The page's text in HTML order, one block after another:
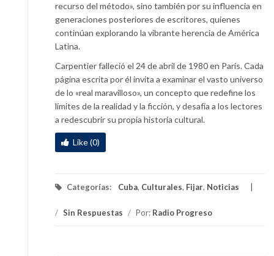
recurso del método», sino también por su influencia en
generaciones posteriores de escritores, quienes
continúan explorando la vibrante herencia de América
Latina.
Carpentier falleció el 24 de abril de 1980 en París. Cada
página escrita por él invita a examinar el vasto universo
de lo «real maravilloso», un concepto que redefine los
límites de la realidad y la ficción, y desafía a los lectores
a redescubrir su propia historia cultural.
Like (0)
Categorías: Cuba, Culturales, Fijar, Noticias
/ Sin Respuestas / Por: Radio Progreso